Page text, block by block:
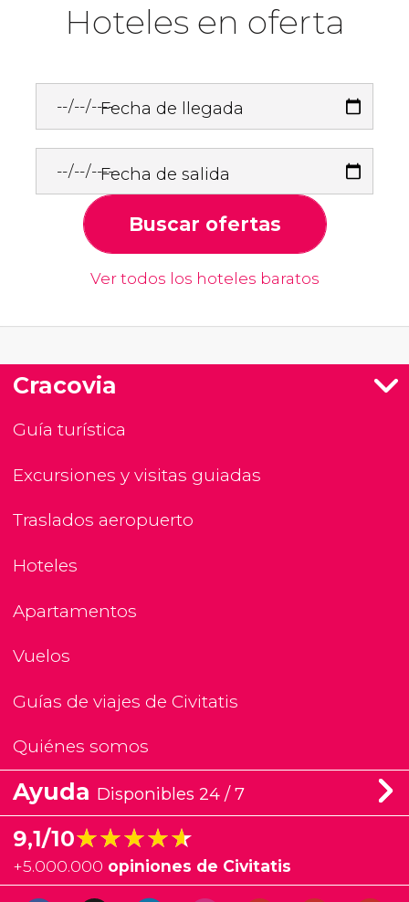
Hoteles en oferta
Fecha de llegada
Fecha de salida
Buscar ofertas
Ver todos los hoteles baratos
Cracovia
Guía turística
Excursiones y visitas guiadas
Traslados aeropuerto
Hoteles
Apartamentos
Vuelos
Guías de viajes de Civitatis
Quiénes somos
Ayuda Disponibles 24 / 7
9,1/10★★★★★
★★★★★
+5.000.000 opiniones de Civitatis